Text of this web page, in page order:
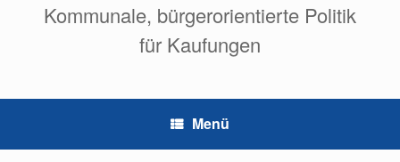
Kommunale, bürgerorientierte Politik
für Kaufungen
Menü